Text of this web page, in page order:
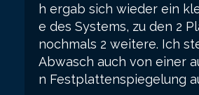
h ergab sich wieder ein
e des Systems, zu den 2
nochmals 2 weitere. Ich
Abwasch auch von einer
n Festplattenspiegelung